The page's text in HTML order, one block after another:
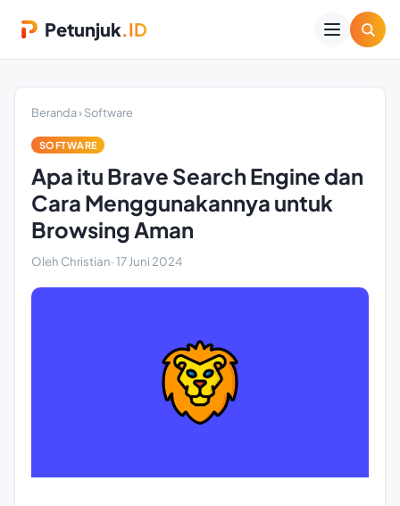
Petunjuk.ID
Beranda›Software
SOFTWARE
Apa itu Brave Search Engine dan
Cara Menggunakannya untuk
Browsing Aman
Oleh Christian·17 Juni 2024